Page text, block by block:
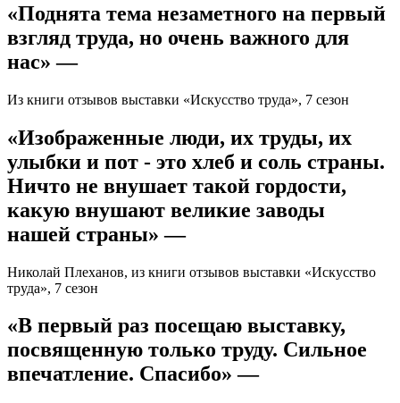
«Поднята тема незаметного на первый
взгляд труда, но очень важного для
нас» —
Из книги отзывов выставки «Искусство труда», 7 сезон
«Изображенные люди, их труды, их
улыбки и пот - это хлеб и соль страны.
Ничто не внушает такой гордости,
какую внушают великие заводы
нашей страны» —
Николай Плеханов, из книги отзывов выставки «Искусство
труда», 7 сезон
«В первый раз посещаю выставку,
посвященную только труду. Сильное
впечатление. Спасибо» —